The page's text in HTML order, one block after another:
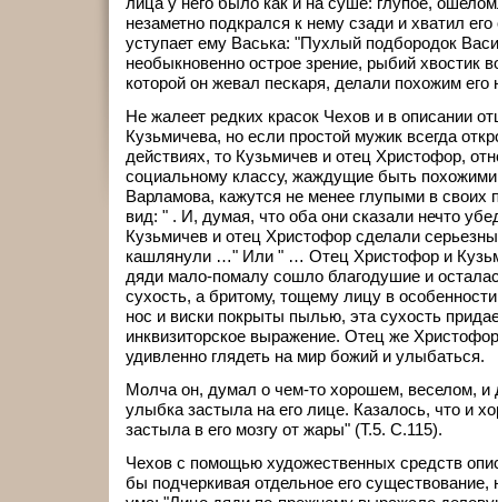
незаметно подкрался к нему сзади и хватил
уступает ему Васька: "Пухлый подбородок
необыкновенно острое зрение, рыбий хвостик
которой он жевал пескаря, делали похожим его
Не жалеет редких красок Чехов и в описании
Кузьмичева, но если простой мужик всегда
действиях, то Кузьмичев и отец Христофор,
социальному классу, жаждущие быть похожими
Варламова, кажутся не менее глупыми в своих
вид: " . И, думая, что оба они сказали нечто
Кузьмичев и отец Христофор сделали
кашлянули …" Или " … Отец Христофор и
дяди мало-помалу сошло благодушие и
сухость, а бритому, тощему лицу в
нос и виски покрыты пылью, эта сухость
инквизиторское выражение. Отец же
удивленно глядеть на мир божий и улыбаться.
Молча он, думал о чем-то хорошем, веселом, и
улыбка застыла на его лице. Казалось, что и
застыла в его мозгу от жары" (Т.5. C.115).
Чехов с помощью художественных средств
бы подчеркивая отдельное его